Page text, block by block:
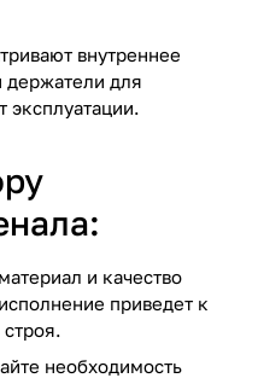
внутреннее
для
и качество
приведет к
необходимость